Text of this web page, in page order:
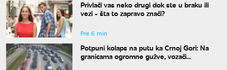
Privlači vas neko drugi dok ste u braku ili
vezi - šta to zapravo znači?
Pre 6 min
Potpuni kolaps na putu ka Crnoj Gori: Na
granicama ogromne gužve, vozači